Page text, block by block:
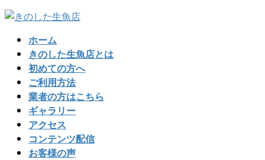
コ
ナ
ホーム
きのした生魚店とは
初めての方へ
ご利用方法
業者の方はこちら
ギャラリー
アクセス
コンテンツ配信
お客様の声